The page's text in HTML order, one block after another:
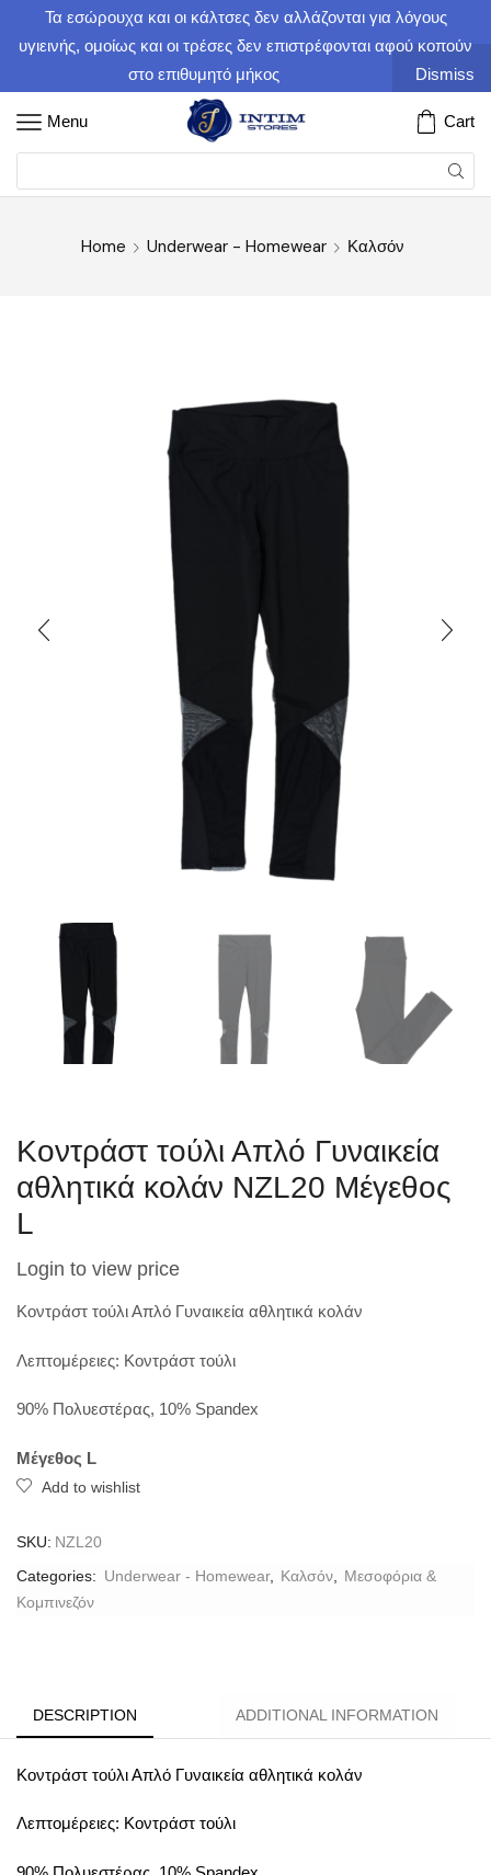
Τα εσώρουχα και οι κάλτσες δεν αλλάζονται για λόγους
υγιεινής, ομοίως και οι τρέσες δεν επιστρέφονται αφού κοπούν
στο επιθυμητό μήκος
Dismiss
Menu Cart
Home Underwear - Homewear Καλσόν
Κοντράστ τούλι Απλό Γυναικεία
αθλητικά κολάν NZL20 Μέγεθος
L
Login to view price
Κοντράστ τούλι Απλό Γυναικεία αθλητικά κολάν
Λεπτομέρειες: Κοντράστ τούλι
90% Πολυεστέρας, 10% Spandex
Μέγεθος L
Add to wishlist
SKU: NZL20
Categories: Underwear - Homewear, Καλσόν
Μεσοφόρια &
Κομπινεζόν
DESCRIPTION ADDITIONAL INFORMATION
Κοντράστ τούλι Απλό Γυναικεία αθλητικά κολάν
Λεπτομέρειες: Κοντράστ τούλι